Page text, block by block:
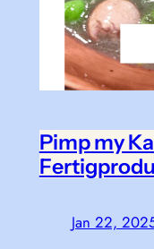
Pimp my
Jan 22,